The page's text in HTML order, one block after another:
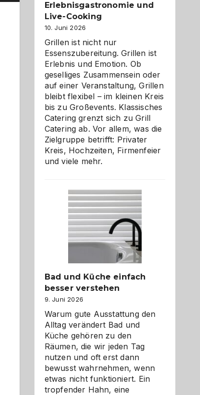
Erlebnisgastronomie und
Live-Cooking
10. Juni 2026
Grillen ist nicht nur
Essenszubereitung. Grillen ist
Erlebnis und Emotion. Ob
geselliges Zusammensein oder
auf einer Veranstaltung, Grillen
bleibt flexibel – im kleinen Kreis
bis zu Großevents. Klassisches
Catering grenzt sich zu Grill
Catering ab. Vor allem, was die
Zielgruppe betrifft: Privater
Kreis, Hochzeiten, Firmenfeier
und viele mehr.
Bad und Küche einfach
besser verstehen
9. Juni 2026
Warum gute Ausstattung den
Alltag verändert Bad und
Küche gehören zu den
Räumen, die wir jeden Tag
nutzen und oft erst dann
bewusst wahrnehmen, wenn
etwas nicht funktioniert. Ein
tropfender Hahn, eine